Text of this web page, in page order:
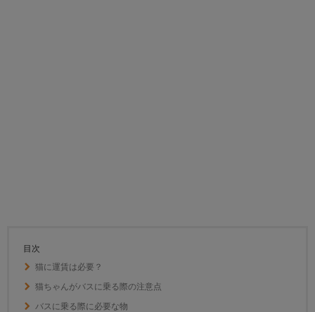
目次
猫に運賃は必要？
猫ちゃんがバスに乗る際の注意点
バスに乗る際に必要な物